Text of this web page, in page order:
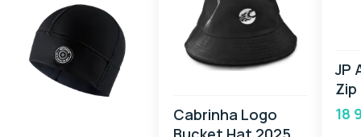
Cabrinha Logo
JP
18